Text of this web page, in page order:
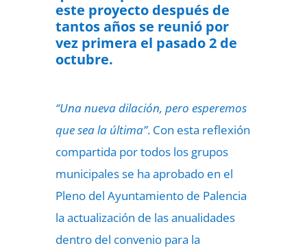
este proyecto después de
tantos años se reunió por
vez primera el pasado 2 de
octubre.
“Una nueva dilación, pero esperemos
que sea la última”. Con esta reflexión
compartida por todos los grupos
municipales se ha aprobado en el
Pleno del Ayuntamiento de Palencia
la actualización de las anualidades
dentro del convenio para la